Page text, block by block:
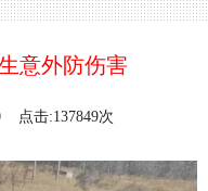
意外防伤害
点击:137849次